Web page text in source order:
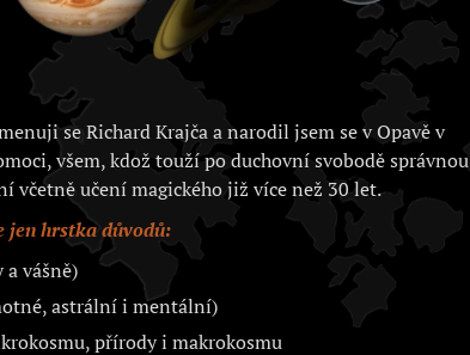
se Richard Krajča a narodil jsem se v Opavě v
všem, kdož touží po duchovní svobodě správnou
včetně učení magického již více než 30 let.
jen hrstka důvodů:
vášně)
astrální i mentální)
přírody i makrokosmu